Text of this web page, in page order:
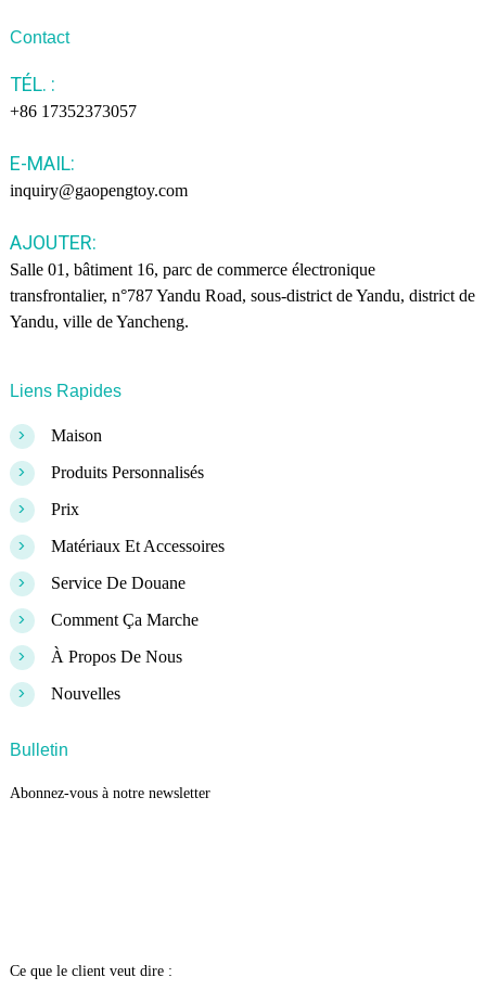
Contact
TÉL. :
+86 17352373057
E-MAIL:
inquiry@gaopengtoy.com
AJOUTER:
Salle 01, bâtiment 16, parc de commerce électronique
transfrontalier, n°787 Yandu Road, sous-district de Yandu, district de
Yandu, ville de Yancheng.
Liens Rapides
> Maison
> Produits Personnalisés
> Prix
> Matériaux Et Accessoires
> Service De Douane
> Comment Ça Marche
> À Propos De Nous
> Nouvelles
Bulletin
Abonnez-vous à notre newsletter
Ce que le client veut dire :